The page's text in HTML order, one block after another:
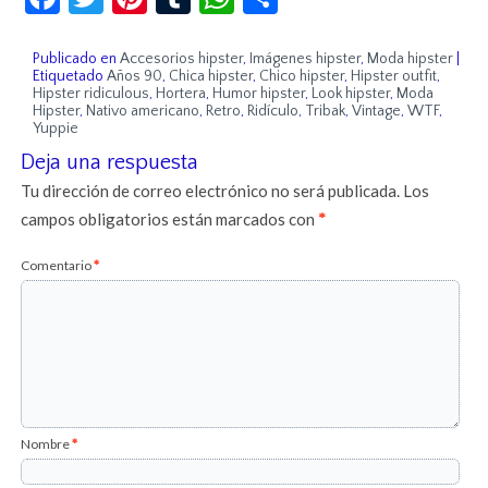
Publicado en Accesorios hipster, Imágenes hipster, Moda hipster
Etiquetado Años 90, Chica hipster, Chico hipster, Hipster outfit,
Hipster ridiculous, Hortera, Humor hipster, Look hipster, Moda
Hipster, Nativo americano, Retro, Ridículo, Tribak,Vintage,WTF,
Yuppie
Deja una respuesta
Tu dirección de correo electrónico no será publicada. Los
campos obligatorios están marcados con*
Comentario*
Nombre*